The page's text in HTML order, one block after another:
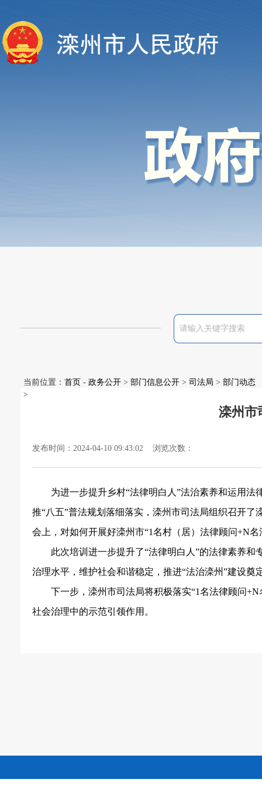
当前位置： 首页 - 政务公开 > 部门信息公开 > 司法局 > 部门动态
>
滦州市
发布时间：2024-04-10 09:43:02 浏览次数：
为进一步提升乡村“法律明白人”法治素养和运用法
推“八五”普法规划落细落实，滦州市司法局组织召开
会上，对如何开展好滦州市“1名村（居）法律顾问+N
此次培训进一步提升了“法律明白人”的法律素养和
治理水平，维护社会和谐稳定，推进“法治滦州”建设奠
下一步，滦州市司法局将积极落实“1名法律顾问+N
社会治理中的示范引领作用。